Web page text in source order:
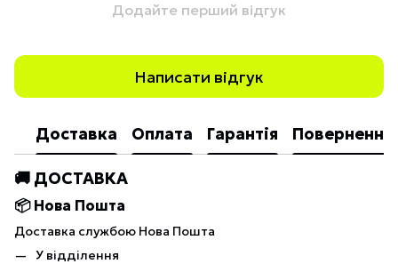
Додайте перший відгук
Написати відгук
Доставка Оплата Гарантія Повернення
🚚 ДОСТАВКА
📦 Нова Пошта
Доставка службою Нова Пошта
У відділення